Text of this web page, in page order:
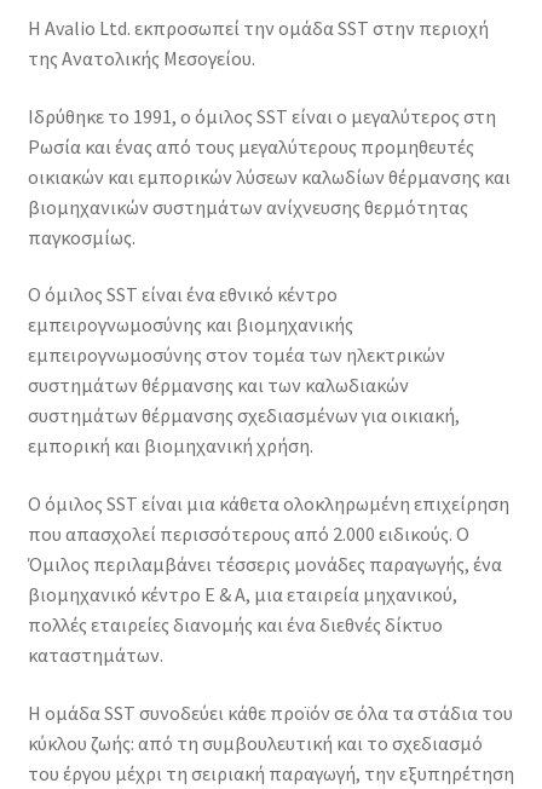
Contact Us
Η Avalio Ltd. εκπροσωπεί την ομάδα SST στην περιοχή
της Ανατολικής Μεσογείου.
Ιδρύθηκε το 1991, ο όμιλος SST είναι ο μεγαλύτερος στη
Ρωσία και ένας από τους μεγαλύτερους προμηθευτές
οικιακών και εμπορικών λύσεων καλωδίων θέρμανσης και
βιομηχανικών συστημάτων ανίχνευσης θερμότητας
παγκοσμίως.
Ο όμιλος SST είναι ένα εθνικό κέντρο
εμπειρογνωμοσύνης και βιομηχανικής
εμπειρογνωμοσύνης στον τομέα των ηλεκτρικών
συστημάτων θέρμανσης και των καλωδιακών
συστημάτων θέρμανσης σχεδιασμένων για οικιακή,
εμπορική και βιομηχανική χρήση.
Ο όμιλος SST είναι μια κάθετα ολοκληρωμένη επιχείρηση
που απασχολεί περισσότερους από 2.000 ειδικούς. Ο
Όμιλος περιλαμβάνει τέσσερις μονάδες παραγωγής, ένα
βιομηχανικό κέντρο Ε & Α, μια εταιρεία μηχανικού,
πολλές εταιρείες διανομής και ένα διεθνές δίκτυο
καταστημάτων.
Η ομάδα SST συνοδεύει κάθε προϊόν σε όλα τα στάδια του
κύκλου ζωής: από τη συμβουλευτική και το σχεδιασμό
του έργου μέχρι τη σειριακή παραγωγή, την εξυπηρέτηση